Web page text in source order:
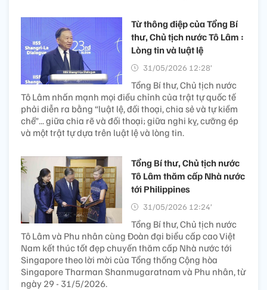
Từ thông điệp của Tổng Bí
thư, Chủ tịch nước Tô Lâm :
Lòng tin và luật lệ
31/05/2026 12:28’
Tổng Bí thư, Chủ tịch nước
Tô Lâm nhấn mạnh mọi điều chỉnh của trật tự quốc tế
phải diễn ra bằng “luật lệ, đối thoại, chia sẻ và tự kiềm
chế”... giữa chia rẽ và đối thoại; giữa nghi kỵ, cưỡng ép
và một trật tự dựa trên luật lệ và lòng tin.
Tổng Bí thư, Chủ tịch nước
Tô Lâm thăm cấp Nhà nước
tới Philippines
31/05/2026 12:24’
Tổng Bí thư, Chủ tịch nước
Tô Lâm và Phu nhân cùng Đoàn đại biểu cấp cao Việt
Nam kết thúc tốt đẹp chuyến thăm cấp Nhà nước tới
Singapore theo lời mời của Tổng thống Cộng hòa
Singapore Tharman Shanmugaratnam và Phu nhân, từ
ngày 29 - 31/5/2026.